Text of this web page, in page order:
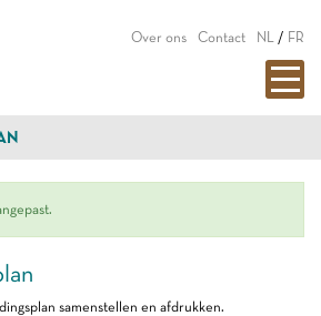
Over ons Contact NL / FR
samenstellen en afdrukken.